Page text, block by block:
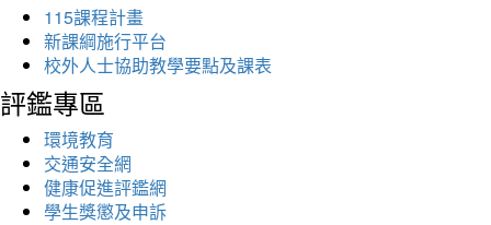
115課程計畫
新課綱施行平台
校外人士協助教學要點及課表
評鑑專區
環境教育
交通安全網
健康促進評鑑網
學生獎懲及申訴